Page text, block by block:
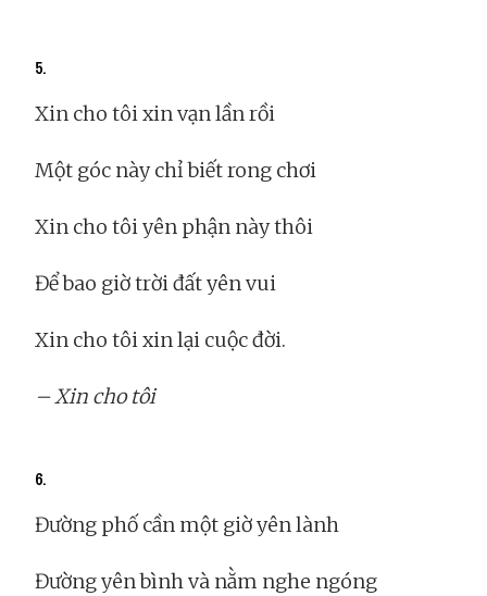
5.
Xin cho tôi xin vạn lần rồi
Một góc này chỉ biết rong chơi
Xin cho tôi yên phận này thôi
Để bao giờ trời đất yên vui
Xin cho tôi xin lại cuộc đời.
– Xin cho tôi
6.
Đường phố cần một giờ yên lành
Đường yên bình và nằm nghe ngóng